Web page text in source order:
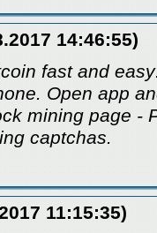
14:46:55)
fast and
Open app
mining page -
captchas.
11:15:35)